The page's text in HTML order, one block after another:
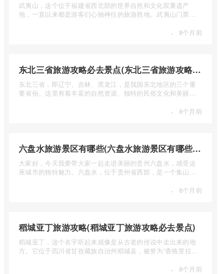
武夷山，这个位于福建省西北部的世界自然和文化双重遗产
地，一直以来都是游客们心驰神往的旅游胜地。武夷山门票多
· 8个月前
东北三省旅游攻略必去景点(东北三省旅游攻略必去景点视频介绍)
东北三省，即辽宁、吉林、黑龙江，是我国东北地区的三个重
要省份。这里有着丰富的自然资源、独特的民俗文化和美丽的
· 8个月前
六盘水旅游景区有哪些(六盘水旅游景区有哪些景点值得去)
大家好，今天我要带大家一起走进美丽的贵州六盘水，感受这
座城市的独特魅力。六盘水，位于贵州省西部，是一个集山水
· 8个月前
稻城亚丁旅游攻略(稻城亚丁旅游攻略必去景点)
稻城亚丁，这个名字听起来就像是从古老的传说中走出来的地
方。它位于四川省甘孜藏族自治州稻城县，被誉为“香格里拉的
· 8个月前